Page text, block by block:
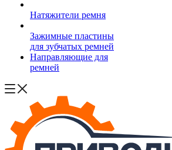
Натяжители ремня
Зажимные пластины
для зубчатых ремней
Направляющие для
ремней